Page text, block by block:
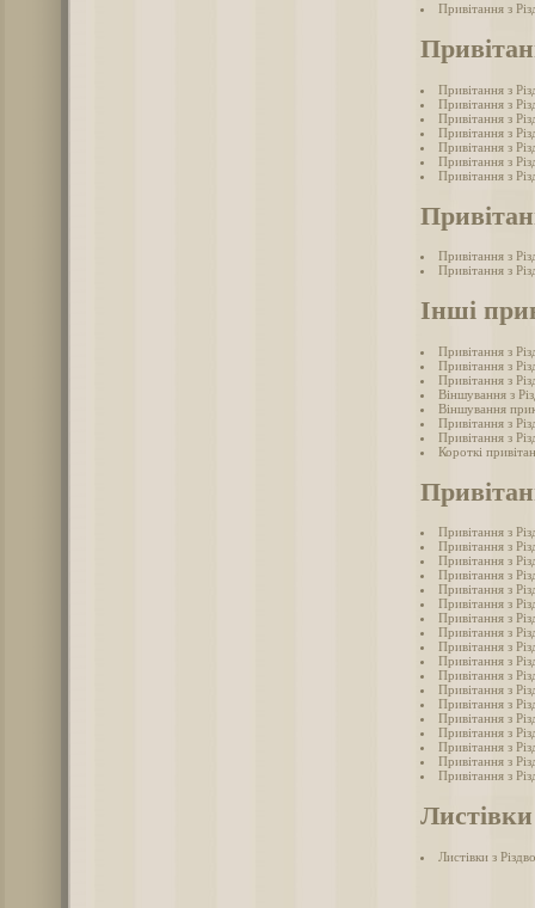
Привітання з
Привітання з
Привітання з
Привітання з
Привітання з
Привітання з
Привітання з
Привітання з
Привітання з
Привітання з
Інші
Привітання з
Привітання з
Привітання з
Віншування з
Віншування
Привітання з
Привітання з
Короткі
Привітання з
Привітання з
Привітання з
Привітання з
Привітання з
Привітання з
Привітання з
Привітання з
Привітання з
Привітання з
Привітання з
Привітання з
Привітання з
Привітання з
Привітання з
Привітання з
Привітання з
Привітання з
Листівки з